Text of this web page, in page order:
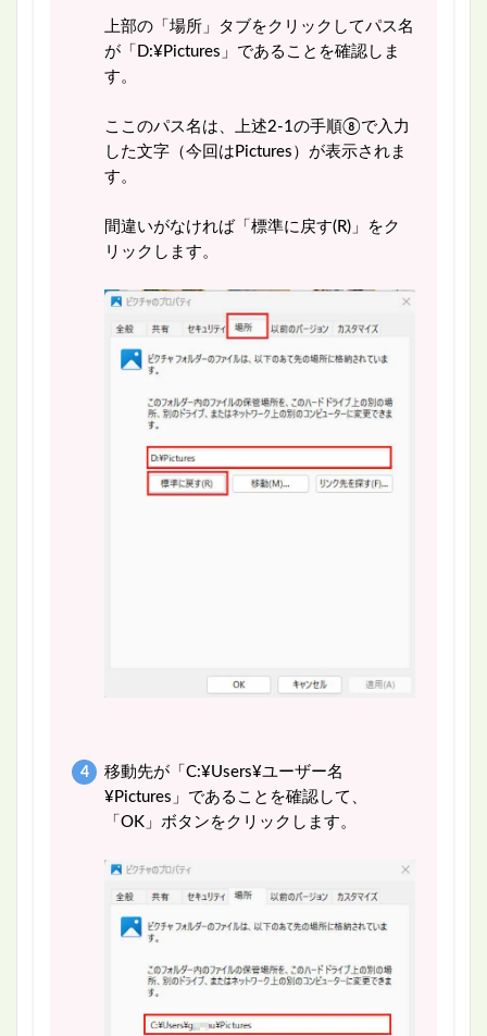
上部の「場所」タブをクリックしてパス名
が「D:¥Pictures」であることを確認しま
す。
ここのパス名は、上述2-1の手順⑧で入力
した文字（今回はPictures）が表示されま
す。
間違いがなければ「標準に戻す(R)」をク
リックします。
移動先が「C:¥Users¥ユーザー名
¥Pictures」であることを確認して、
「OK」ボタンをクリックします。